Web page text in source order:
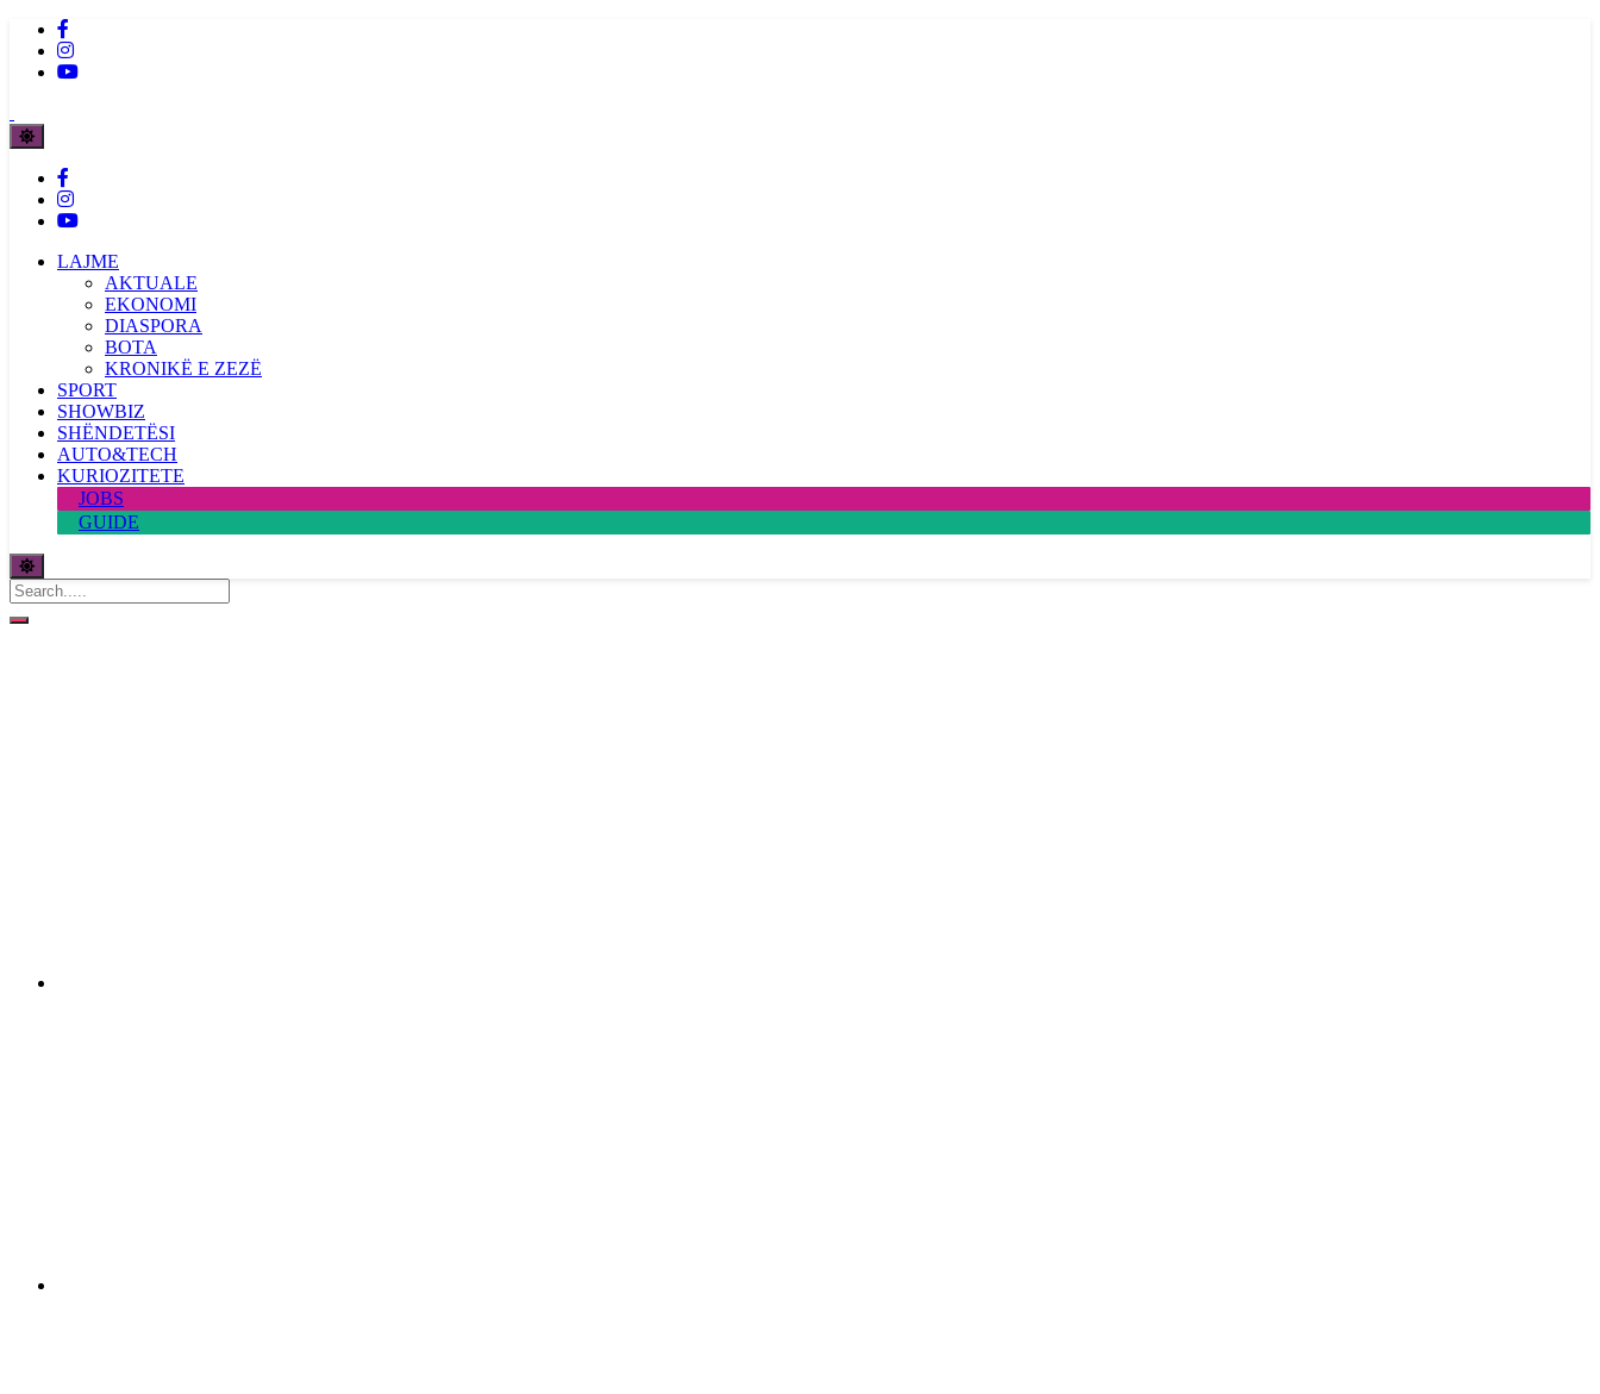
LAJME
AKTUALE
EKONOMI
DIASPORA
BOTA
KRONIKË E ZEZË
SPORT
SHOWBIZ
SHËNDETËSI
AUTO&TECH
KURIOZITETE
JOBS
GUIDE